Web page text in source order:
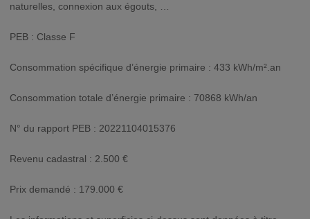
naturelles, connexion aux égouts, …
PEB : Classe F
Consommation spécifique d’énergie primaire : 433 kWh/m².an
Consommation totale d’énergie primaire : 70868 kWh/an
N° du rapport PEB : 20221104015376
Revenu cadastral : 2.500 €
Prix demandé : 179.000 €